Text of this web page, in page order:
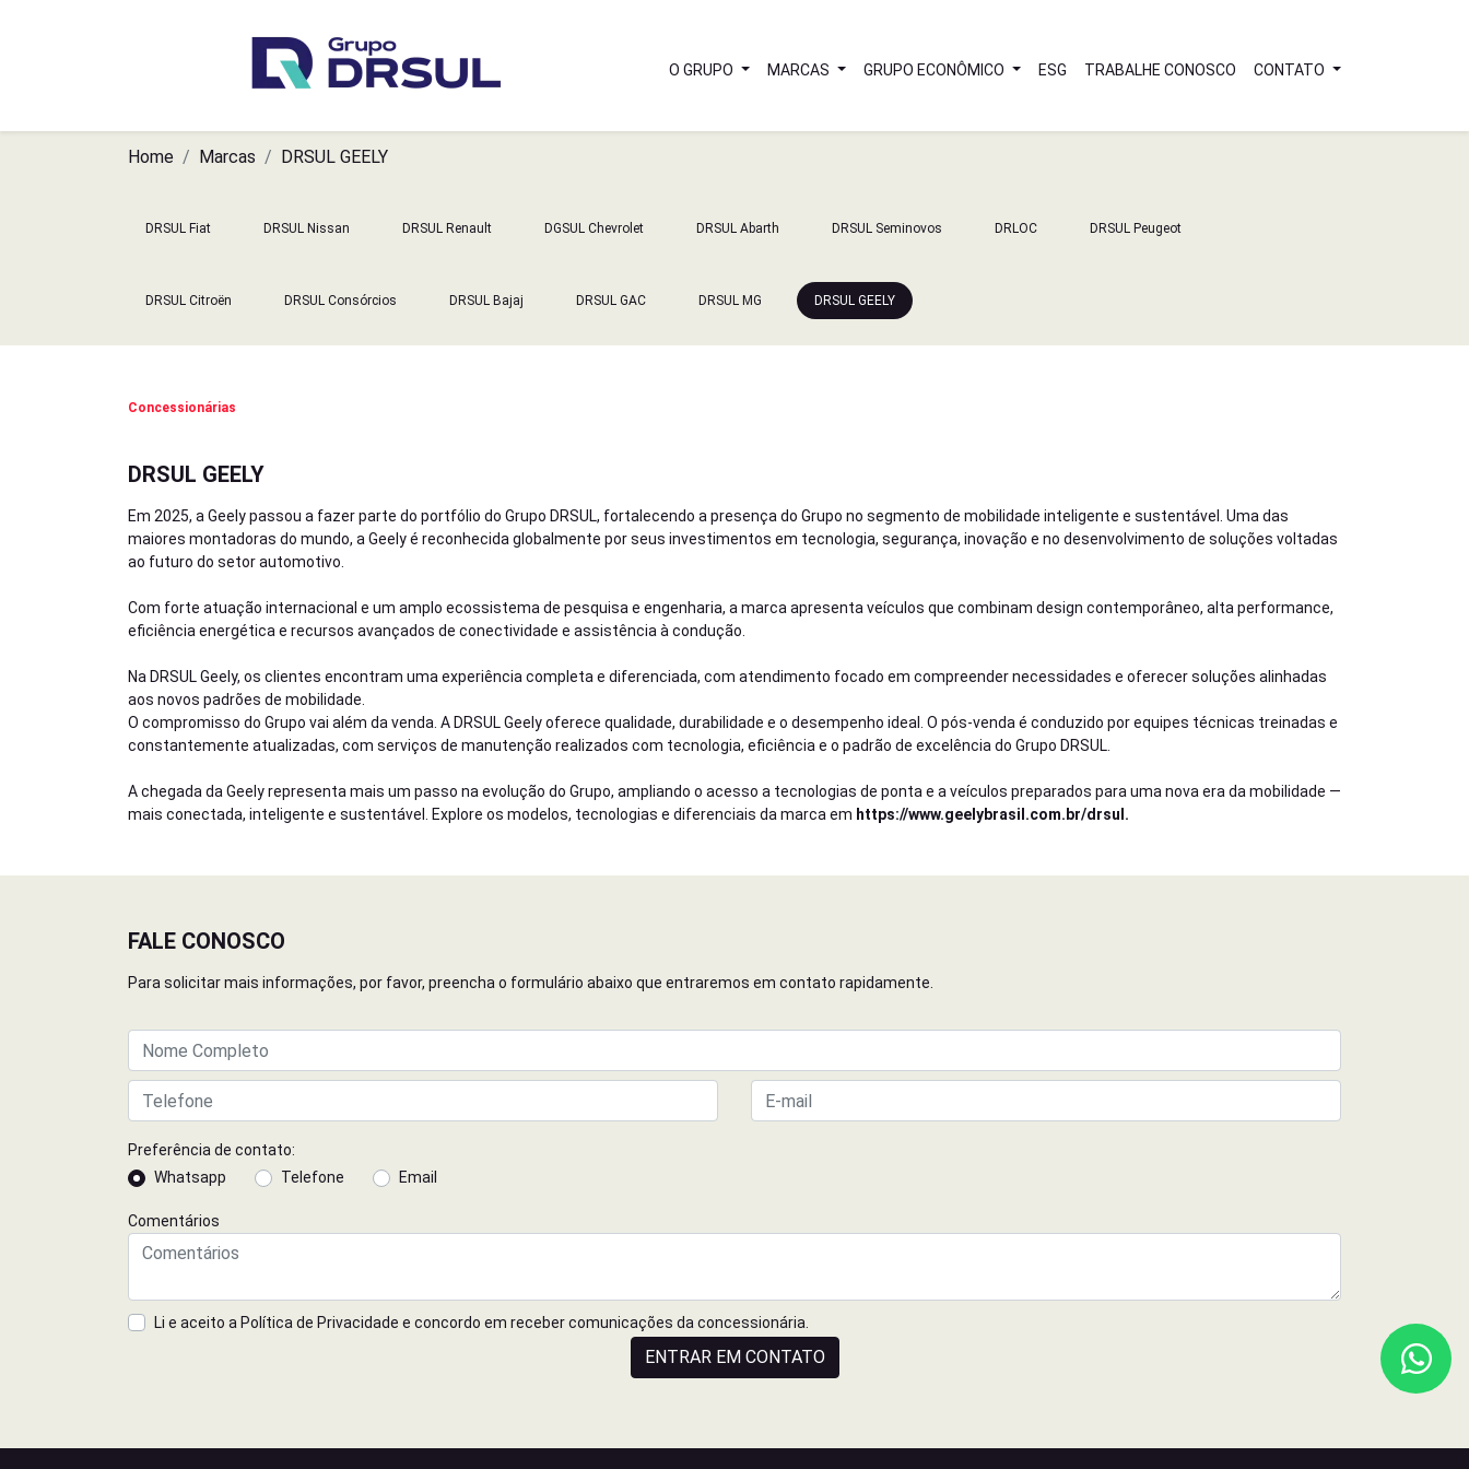
O GRUPO MARCAS GRUPO ECONÔMICO ESG TRABALHE CONOSCO CONTATO
Home Marcas DRSUL GEELY
DRSUL Fiat DRSUL Nissan DRSUL Renault DGSUL Chevrolet DRSUL Abarth DRSUL Seminovos DRLOC DRSUL Peugeot
DRSUL Citroën DRSUL Consórcios DRSUL Bajaj DRSUL GAC DRSUL MG DRSUL GEELY
Concessionárias
DRSUL GEELY
Em 2025, a Geely passou a fazer parte do portfólio do Grupo DRSUL, fortalecendo a presença do Grupo no segmento de mobilidade inteligente e sustentável. Uma das
maiores montadoras do mundo, a Geely é reconhecida globalmente por seus investimentos em tecnologia, segurança, inovação e no desenvolvimento de soluções voltadas
ao futuro do setor automotivo.
Com forte atuação internacional e um amplo ecossistema de pesquisa e engenharia, a marca apresenta veículos que combinam design contemporâneo, alta performance,
eficiência energética e recursos avançados de conectividade e assistência à condução.
Na DRSUL Geely, os clientes encontram uma experiência completa e diferenciada, com atendimento focado em compreender necessidades e oferecer soluções alinhadas
aos novos padrões de mobilidade.
O compromisso do Grupo vai além da venda. A DRSUL Geely oferece qualidade, durabilidade e o desempenho ideal. O pós-venda é conduzido por equipes técnicas treinadas e
constantemente atualizadas, com serviços de manutenção realizados com tecnologia, eficiência e o padrão de excelência do Grupo DRSUL.
A chegada da Geely representa mais um passo na evolução do Grupo, ampliando o acesso a tecnologias de ponta e a veículos preparados para uma nova era da mobilidade —
mais conectada, inteligente e sustentável. Explore os modelos, tecnologias e diferenciais da marca em https://www.geelybrasil.com.br/drsul .
FALE CONOSCO
Para solicitar mais informações, por favor, preencha o formulário abaixo que entraremos em contato rapidamente.
Preferência de contato:
Whatsapp
Telefone Email
Comentários
Li e aceito a Política de Privacidade e concordo em receber comunicações da concessionária.
ENTRAR EM CONTATO